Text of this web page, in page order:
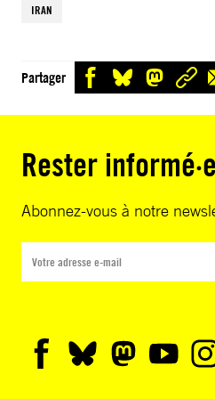
IRAN
Partager
Rester informé·e
Abonnez-vous à notre